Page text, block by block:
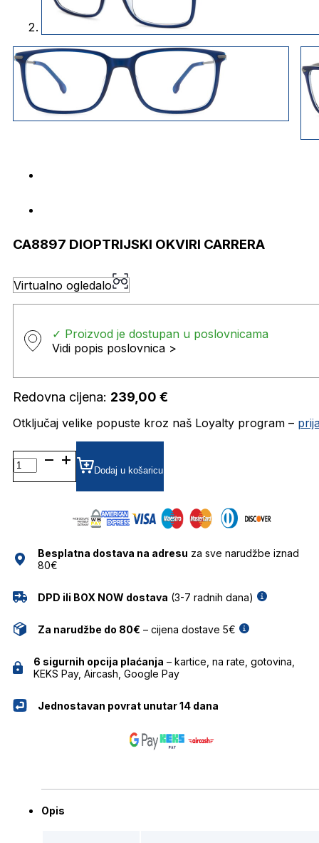
CA8897 DIOPTRIJSKI OKVIRI CARRERA
Virtualno ogledalo
✓ Proizvod je dostupan u poslovnicama
Vidi popis poslovnica >
Redovna cijena: 239,00 €
Otključaj velike popuste kroz naš Loyalty program –
CA8897 DIOPTRIJSKI
OKVIRI
CARRERA
Dodaj u košaricu
Besplatna dostava na adresu za sve narudžbe iznad
80€
DPD ili BOX NOW dostava (3-7 radnih dana)
Za narudžbe do 80€ – cijena dostave 5€
6 sigurnih opcija plaćanja – kartice, na rate, gotovina,
KEKS Pay, Aircash, Google Pay
Jednostavan povrat unutar 14 dana
Opis